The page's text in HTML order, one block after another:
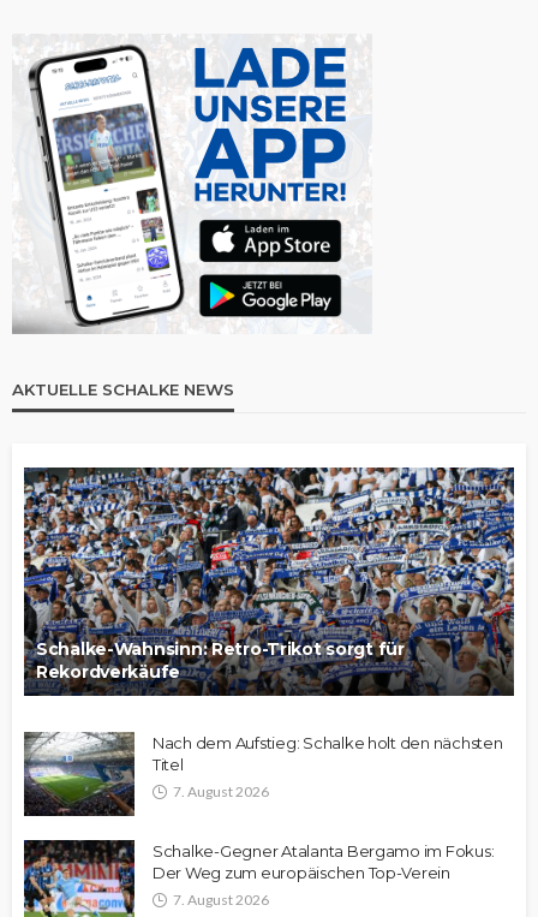
AKTUELLE SCHALKE NEWS
Schalke-Wahnsinn: Retro-Trikot sorgt für
Rekordverkäufe
Nach dem Aufstieg: Schalke holt den nächsten
Titel
7. August 2026
Schalke-Gegner Atalanta Bergamo im Fokus:
Der Weg zum europäischen Top-Verein
7. August 2026